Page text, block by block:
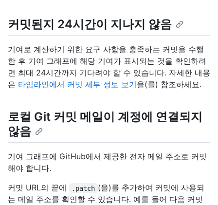
커밋된지 24시간이 지나지 않음
기여로 계산하기 위한 요구 사항을 충족하는 커밋을 수행
한 후 기여 그래프에 해당 기여가 표시되는 것을 확인하려
면 최대 24시간까지 기다려야 할 수 있습니다. 자세한 내용
은 타임라인에서 커밋 세부 정보 보기을(를) 참조하세요.
로컬 Git 커밋 메일이 계정에 연결되지
않음
기여 그래프에 GitHub에서 제공한 전자 메일 주소로 커밋
해야 합니다.
커밋 URL의 끝에
.patch (을)를 추가하여 커밋에 사용되
는 메일 주소를 확인할 수 있습니다. 예를 들어 다음 커밋